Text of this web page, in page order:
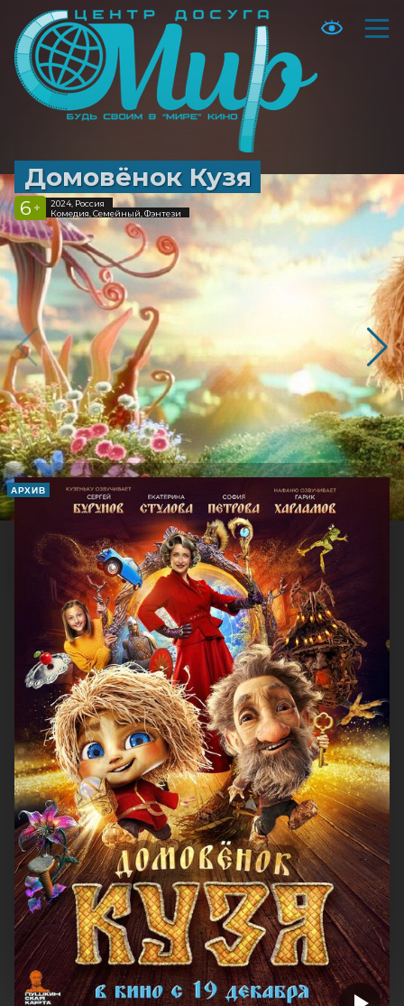
Домовёнок Кузя
6 +
2024, Россия
Комедия, Семейный, Фэнтези
АРХИВ